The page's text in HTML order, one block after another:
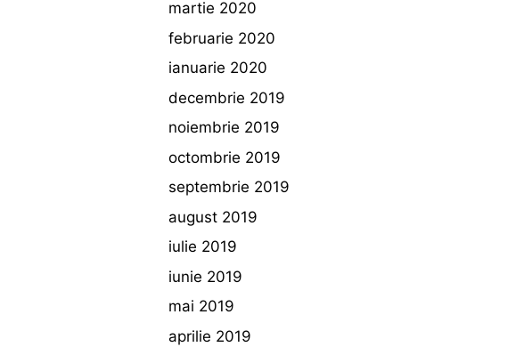
martie 2020
februarie 2020
ianuarie 2020
decembrie 2019
noiembrie 2019
octombrie 2019
septembrie 2019
august 2019
iulie 2019
iunie 2019
mai 2019
aprilie 2019